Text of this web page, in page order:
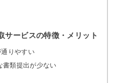
サービスの特徴・メリット
りやすい
書類提出が少ない